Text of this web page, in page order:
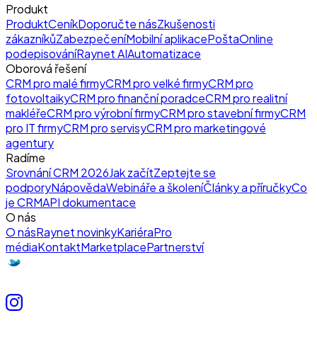
Produkt
ProduktCeníkDoporučte násZkušenosti
zákazníkůZabezpečeníMobilní aplikacePoštaOnline
podepisováníRaynet AIAutomatizace
Oborová řešení
CRM pro malé firmyCRM pro velké firmyCRM pro
fotovoltaikyCRM pro finanční poradceCRM pro realitní
makléřeCRM pro výrobní firmyCRM pro stavební firmyCRM
pro IT firmyCRM pro servisyCRM pro marketingové
agentury
Radíme
Srovnání CRM 2026Jak začítZeptejte se
podporyNápovědaWebináře a školeníČlánky a příručkyCo
je CRMAPI dokumentace
O nás
O násRaynet novinkyKariéraPro
médiaKontaktMarketplacePartnerství